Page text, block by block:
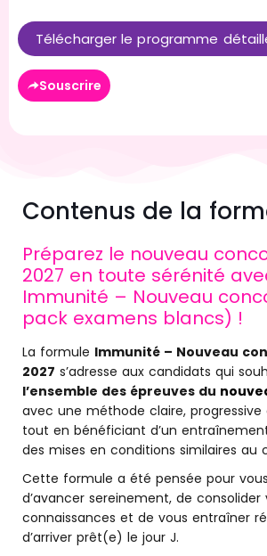
Télécharger le programme
Souscrire
Contenus de la
Préparez le nouveau
2027 en toute sérénité
Immunité – Nouveau
pack examens blancs) !
La formule Immunité – Nouveau
2027 s’adresse aux candidats qui
l’ensemble des épreuves du
avec une méthode claire, progressive
tout en bénéficiant d’un
des mises en conditions similaires au
Cette formule a été pensée pour
d’avancer sereinement, de consolider
connaissances et de vous entraîner
d’arriver prêt(e) le jour J.